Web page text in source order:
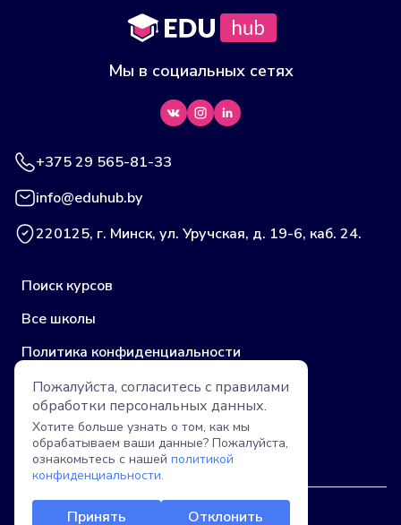
Мы в социальных сетях
Поиск курсов
Все школы
Политика конфиденциальности
Публичная оферта (учебные центры)
Пользовательское соглашение
Публичная оферта (компании)
+375 29 565-81-33
info@eduhub.by
220125, г. Минск, ул. Уручская, д. 19-6, каб. 24.
Пожалуйста, согласитесь с правилами
обработки персональных данных.
Хотите больше узнать о том, как мы
обрабатываем ваши данные? Пожалуйста,
ознакомьтесь с нашей политикой
конфиденциальности.
Принять Отклонить